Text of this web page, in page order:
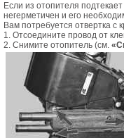
Если из отопителя
негерметичен и его
Вам потребуется отвертка с
1. Отсоедините провод от
2. Снимите отопитель (см.